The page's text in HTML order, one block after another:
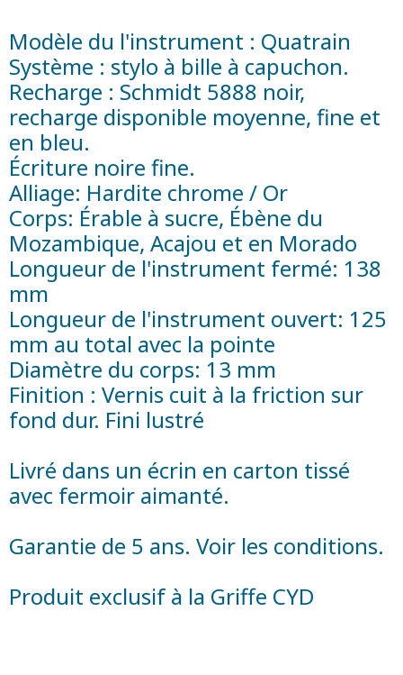
Modèle du l'instrument : Quatrain
Système : stylo à bille à capuchon.
Recharge : Schmidt 5888 noir,
recharge disponible moyenne, fine et
en bleu.
Écriture noire fine.
Alliage: Hardite chrome / Or
Corps: Érable à sucre, Ébène du
Mozambique, Acajou et en Morado
Longueur de l'instrument fermé: 138
mm
Longueur de l'instrument ouvert: 125
mm au total avec la pointe
Diamètre du corps: 13 mm
Finition : Vernis cuit à la friction sur
fond dur. Fini lustré
Livré dans un écrin en carton tissé
avec fermoir aimanté.
Garantie de 5 ans. Voir les conditions.
Produit exclusif à la Griffe CYD